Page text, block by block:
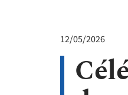
12/05/2026